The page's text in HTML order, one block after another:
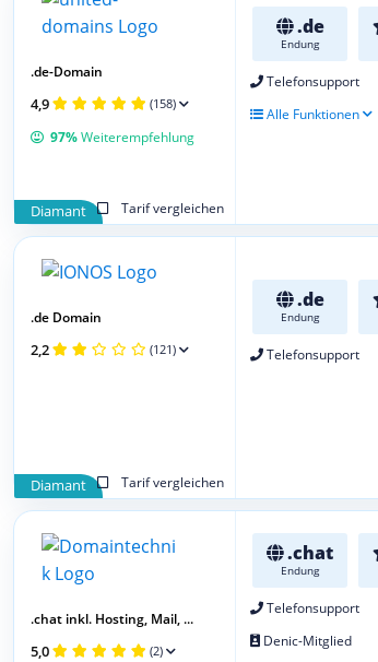
.de
Endung
Telefonsupport
Alle Funktionen
Diamant Tarif vergleichen
.de-Domain
4,9 (158)
97%Weiterempfehlung
.de
Endung
Telefonsupport
Diamant Tarif vergleichen
.de Domain
2,2 (121)
.chat
Endung
Telefonsupport
Denic-Mitglied
.chat inkl. Hosting, Mail, ...
5,0 (2)